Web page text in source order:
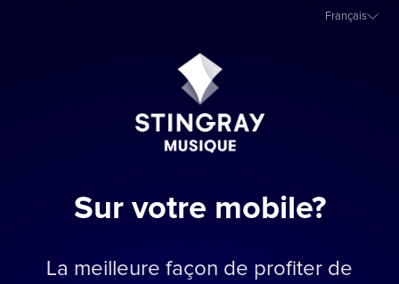
Français
Sur votre mobile?
La meilleure façon de profiter de